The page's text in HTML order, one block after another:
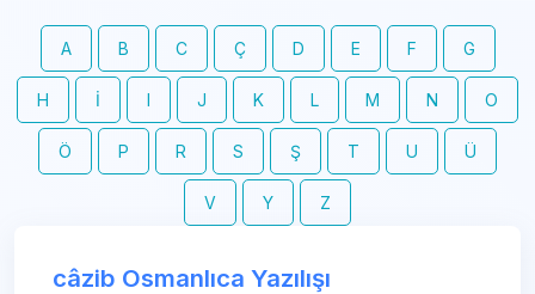
A B C Ç D E F G
H İ I J K L M N O
Ö P R S Ş T U Ü
V Y Z
câzib Osmanlıca Yazılışı